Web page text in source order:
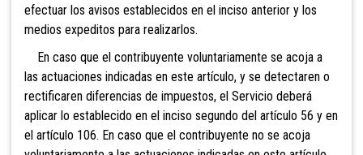
efectuar los avisos establecidos en el inciso anterior y los
medios expeditos para realizarlos.
En caso que el contribuyente voluntariamente se acoja a
las actuaciones indicadas en este artículo, y se detectaren o
rectificaren diferencias de impuestos, el Servicio deberá
aplicar lo establecido en el inciso segundo del artículo 56 y en
el artículo 106. En caso que el contribuyente no se acoja